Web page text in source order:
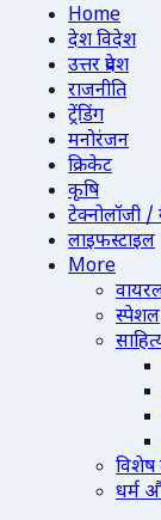
Home
देश विदेश
उत्तर प्रदेश
राजनीति
ट्रेंडिंग
मनोरंजन
क्रिकेट
कृषि
टेक्नोलॉजी
लाइफस्टाइल
More
स्पेशल
धर्म